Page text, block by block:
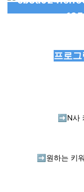
프로
➡️ N사
➡️ 원하는 키